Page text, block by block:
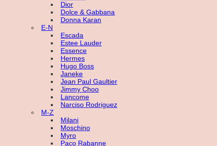
Dior
Dolce & Gabbana
Donna Karan
E-N
Escada
Estee Lauder
Essence
Hermes
Hugo Boss
Janeke
Jean Paul Gaultier
Jimmy Choo
Lancome
Narciso Rodriguez
M-Z
Milani
Moschino
Myro
Paco Rabanne